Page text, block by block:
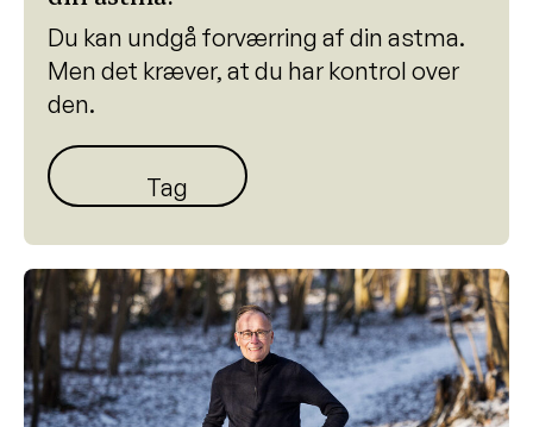
Du kan undgå forværring af din astma.
Men det kræver, at du har kontrol over
den.
Tag testen